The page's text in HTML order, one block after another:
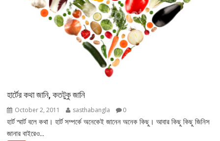
হার্টের কথা জানি, কতটুকু জানি
October 2, 2011 sasthabangla 0
হার্ট স্মার্ট বলে কথা। হার্ট সম্পর্কে অনেকেই জানেন অনেক কিছু। আবার কিছু কিছু জিনিস
জানার বাইরেও...